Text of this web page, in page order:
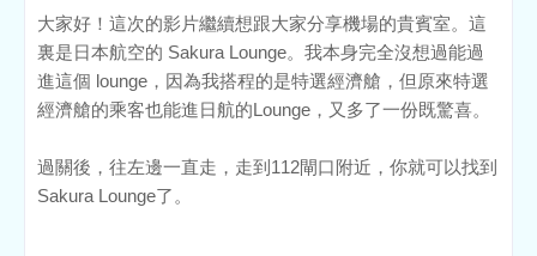
大家好！這次的影片繼續想跟大家分享機場的貴賓室。這
裏是日本航空的 Sakura Lounge。我本身完全沒想過能過
進這個 lounge，因為我搭程的是特選經濟艙，但原來特選
經濟艙的乘客也能進日航的Lounge，又多了一份既驚喜。
過關後，往左邊一直走，走到112閘口附近，你就可以找到
Sakura Lounge了。